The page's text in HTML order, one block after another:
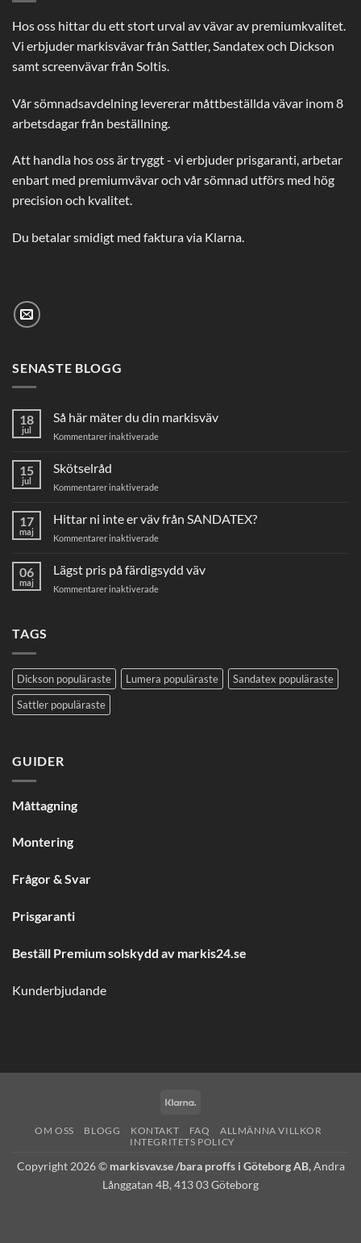
Hos oss hittar du ett stort urval av vävar av premiumkvalitet.
Vi erbjuder markisvävar från Sattler, Sandatex och Dickson
samt screenvävar från Soltis.
Vår sömnadsavdelning levererar måttbeställda vävar inom 8
arbetsdagar från beställning.
Att handla hos oss är tryggt - vi erbjuder prisgaranti, arbetar
enbart med premiumvävar och vår sömnad utförs med hög
precision och kvalitet.
Du betalar smidigt med faktura via Klarna.
SENASTE BLOGG
18
jul
Så här mäter du din markisväv
Kommentarer inaktiveradeför
du
markisväv
15
jul
Skötselråd
Kommentarer inaktiveradeför
17
maj
Hittar ni inte er väv från SANDATEX?
Kommentarer inaktiveradeför
inte
er
06
maj
Lägst pris på färdigsydd väv
Kommentarer inaktiveradeför
TAGS
Dickson populäraste Lumera populäraste
Sandatex populäraste
Sattler populäraste
GUIDER
Måttagning
Montering
Frågor & Svar
Prisgaranti
Beställ Premium solskydd av markis24.se
Kunderbjudande
OM OSS BLOGG KONTAKT FAQ
ALLMÄNNA VILLKOR
INTEGRITETS POLICY
Copyright 2026 © markisvav.se /bara proffs i Göteborg AB,Andra
Långgatan 4B, 413 03 Göteborg